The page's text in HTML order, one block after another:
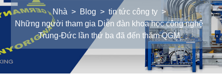
Nhà > Blog > tin tức công ty >
Những người tham gia Diễn đàn khoa học công nghệ
Trung-Đức lần thứ ba đã đến thăm QGM